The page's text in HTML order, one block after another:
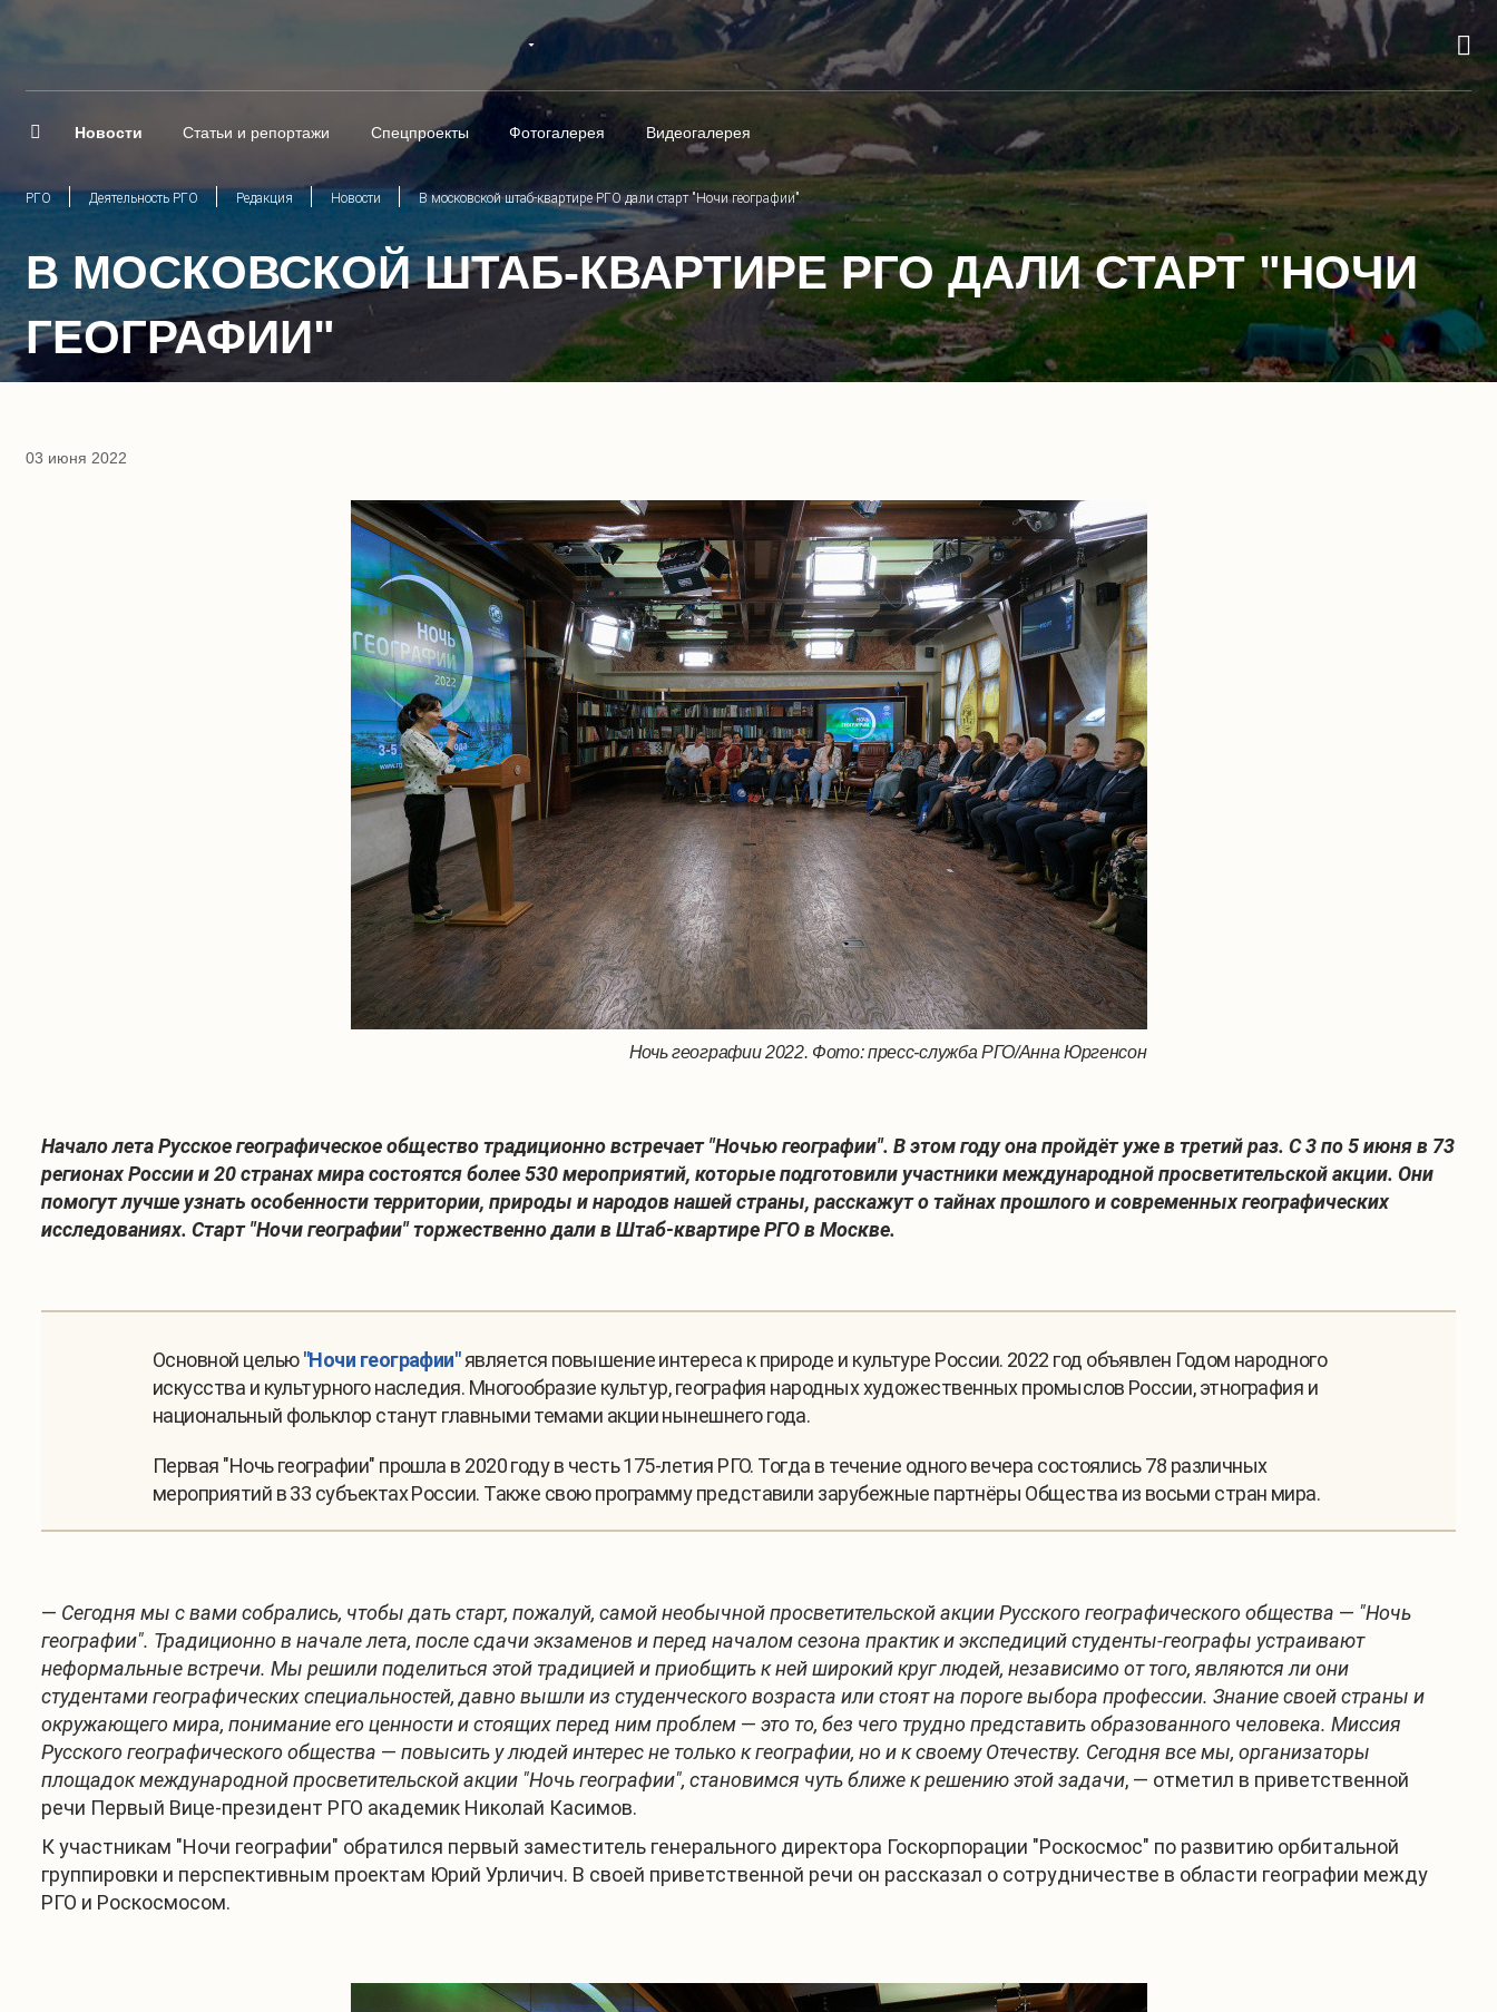
Новости Статьи и репортажи Спецпроекты Фотогалерея Видеогалерея
РГО Деятельность РГО Редакция Новости В московской штаб-квартире РГО дали старт "Ночи географии"
В МОСКОВСКОЙ ШТАБ-КВАРТИРЕ РГО ДАЛИ СТАРТ "НОЧИ
ГЕОГРАФИИ"
03 июня 2022
Ночь географии 2022. Фото: пресс-служба РГО/Анна Юргенсон
Начало лета Русское географическое общество традиционно встречает "Ночью географии". В этом году она пройдёт уже в третий раз. С 3 по 5 июня в 73
регионах России и 20 странах мира состоятся более 530 мероприятий, которые подготовили участники международной просветительской акции. Они
помогут лучше узнать особенности территории, природы и народов нашей страны, расскажут о тайнах прошлого и современных географических
исследованиях. Старт "Ночи географии" торжественно дали в Штаб-квартире РГО в Москве.
Основной целью"Ночи географии"является повышение интереса к природе и культуре России. 2022 год объявлен Годом народного
искусства и культурного наследия. Многообразие культур, география народных художественных промыслов России, этнография и
национальный фольклор станут главными темами акции нынешнего года.
Первая "Ночь географии" прошла в 2020 году в честь 175-летия РГО. Тогда в течение одного вечера состоялись 78 различных
мероприятий в 33 субъектах России. Также свою программу представили зарубежные партнёры Общества из восьми стран мира.
— Сегодня мы с вами собрались, чтобы дать старт, пожалуй, самой необычной просветительской акции Русского географического общества — "Ночь
географии". Традиционно в начале лета, после сдачи экзаменов и перед началом сезона практик и экспедиций студенты-географы устраивают
неформальные встречи. Мы решили поделиться этой традицией и приобщить к ней широкий круг людей, независимо от того, являются ли они
студентами географических специальностей, давно вышли из студенческого возраста или стоят на пороге выбора профессии. Знание своей страны и
окружающего мира, понимание его ценности и стоящих перед ним проблем — это то, без чего трудно представить образованного человека. Миссия
Русского географического общества — повысить у людей интерес не только к географии, но и к своему Отечеству. Сегодня все мы, организаторы
площадок международной просветительской акции "Ночь географии", становимся чуть ближе к решению этой задачи, — отметил в приветственной
речи Первый Вице-президент РГО академик Николай Касимов.
К участникам "Ночи географии" обратился первый заместитель генерального директора Госкорпорации "Роскосмос" по развитию орбитальной
группировки и перспективным проектам Юрий Урличич. В своей приветственной речи он рассказал о сотрудничестве в области географии между
РГО и Роскосмосом.